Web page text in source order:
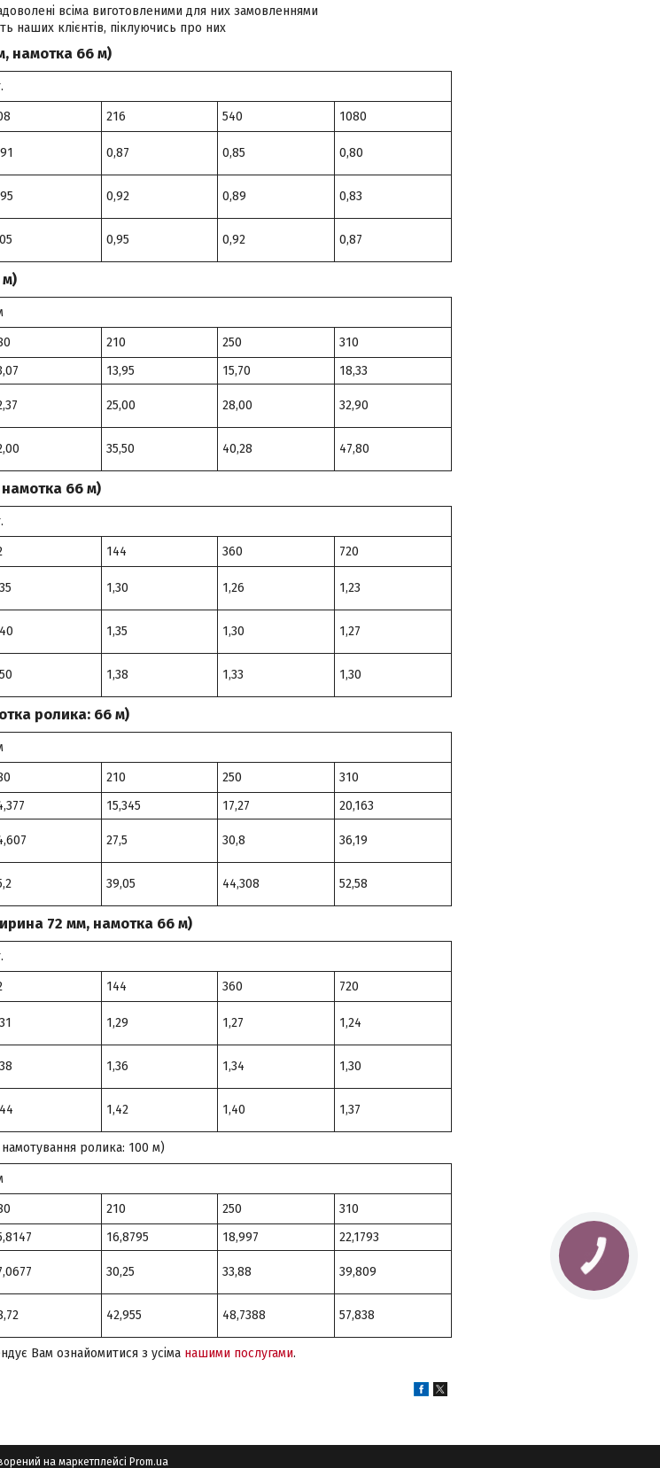
всіма виготовленими для них замовленнями
клієнтів, піклуючись про них
намотка 66 м)
216 540
1080
0,87 0,85 0,80
0,92 0,89 0,83
0,95 0,92 0,87
210 250
310
13,95 15,70
18,33
25,00 28,00 32,90
35,50 40,28 47,80
66 м)
144 360
720
1,30 1,26 1,23
1,35 1,30 1,27
1,38 1,33 1,30
ролика: 66 м)
210 250
310
15,345 17,27
20,163
27,5 30,8 36,19
39,05 44,308 52,58
72 мм, намотка 66 м)
144 360
720
1,29 1,27 1,24
1,36 1,34 1,30
1,42 1,40 1,37
ролика: 100 м)
210 250
310
16,8795 18,997
22,1793
30,25 33,88 39,809
42,955 48,7388 57,838
Вам ознайомитися з усіма нашими послугами.
на маркетплейсі Prom.ua